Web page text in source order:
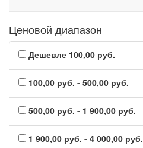
Ценовой диапазон
Дешевле 100,00 руб.
100,00 руб. - 500,00 руб.
500,00 руб. - 1 900,00 руб.
1 900,00 руб. - 4 000,00 руб.